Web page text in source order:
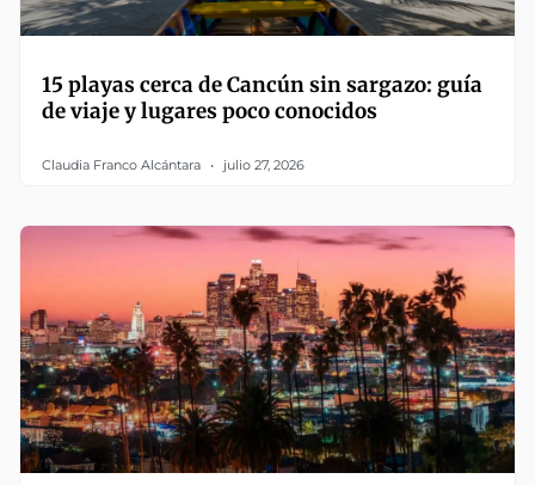
15 playas cerca de Cancún sin sargazo: guía
de viaje y lugares poco conocidos
Claudia Franco Alcántara julio 27, 2026